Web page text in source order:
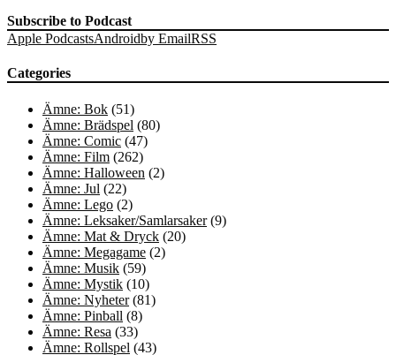
Subscribe to Podcast
Apple PodcastsAndroidby EmailRSS
Categories
Ämne: Bok (51)
Ämne: Brädspel (80)
Ämne: Comic (47)
Ämne: Film (262)
Ämne: Halloween (2)
Ämne: Jul (22)
Ämne: Lego (2)
Ämne: Leksaker/Samlarsaker(9)
Ämne: Mat & Dryck (20)
Ämne: Megagame (2)
Ämne: Musik (59)
Ämne: Mystik (10)
Ämne: Nyheter(81)
Ämne: Pinball (8)
Ämne: Resa (33)
Ämne: Rollspel (43)